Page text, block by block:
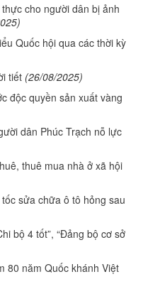
cho người dân bị ảnh
Quốc hội qua các thời kỳ
tiết (26/08/2025)
độc quyền sản xuất vàng
dân Phúc Trạch nỗ lực
thuê mua nhà ở xã hội
sửa chữa ô tô hỏng sau
bộ 4 tốt”, “Đảng bộ cơ sở
80 năm Quốc khánh Việt